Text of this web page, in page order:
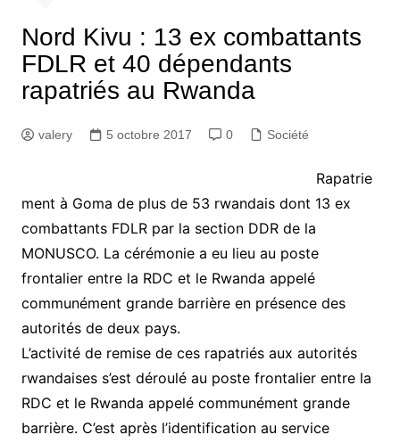
Nord Kivu : 13 ex combattants
FDLR et 40 dépendants
rapatriés au Rwanda
valery 5 octobre 2017 0 Société
Rapatrie
ment à Goma de plus de 53 rwandais dont 13 ex
combattants FDLR par la section DDR de la
MONUSCO. La cérémonie a eu lieu au poste
frontalier entre la RDC et le Rwanda appelé
communément grande barrière en présence des
autorités de deux pays.
L’activité de remise de ces rapatriés aux autorités
rwandaises s’est déroulé au poste frontalier entre la
RDC et le Rwanda appelé communément grande
barrière. C’est après l’identification au service